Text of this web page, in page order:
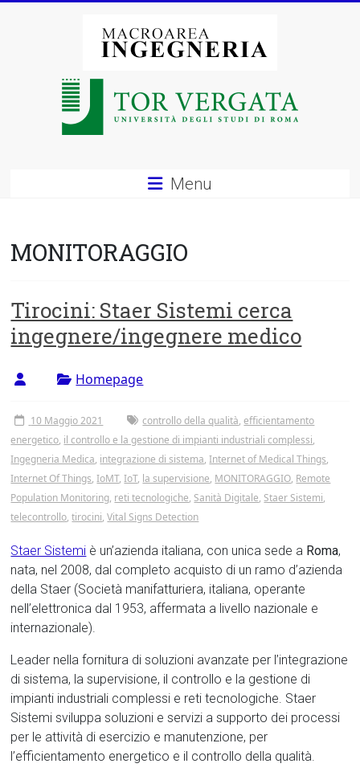
Macroarea
degli
di
Roma
Tor
Vergata
Menu
MONITORAGGIO
Tirocini: Staer Sistemi cerca
ingegnere/ingegnere medico
Homepage
10 Maggio 2021 controllo della qualità,efficientamento
energetico, il controllo e la gestione di impianti industriali complessi,
Ingegneria Medica, integrazione di sistema,Internet of Medical Things,
Internet Of Things,IoMT,IoT, la supervisione, MONITORAGGIO, Remote
Population Monitoring, reti tecnologiche, Sanità Digitale, Staer Sistemi,
telecontrollo,tirocini,Vital Signs Detection
Staer Sistemi è un’azienda italiana, con unica sede a Roma,
nata, nel 2008, dal completo acquisto di un ramo d’azienda
della Staer (Società manifatturiera, italiana, operante
nell’elettronica dal 1953, affermata a livello nazionale e
internazionale).
Leader nella fornitura di soluzioni avanzate per l’integrazione
di sistema, la supervisione, il controllo e la gestione di
impianti industriali complessi e reti tecnologiche. Staer
Sistemi sviluppa soluzioni e servizi a supporto dei processi
per le attività di esercizio e manutenzione, per
l’efficientamento energetico e il controllo della qualità.